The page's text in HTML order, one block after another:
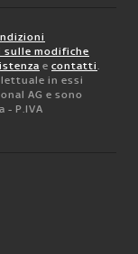
sulle modifiche
e contatti.
in essi
AG e sono
- P.IVA